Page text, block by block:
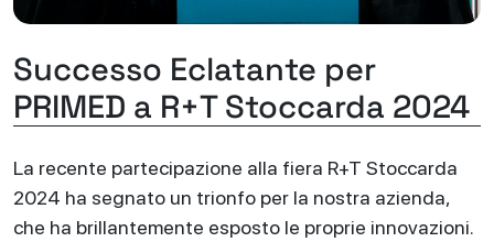
Successo Eclatante per
PRIMED a R+T Stoccarda 2024
La recente partecipazione alla fiera R+T Stoccarda
2024 ha segnato un trionfo per la nostra azienda,
che ha brillantemente esposto le proprie innovazioni.